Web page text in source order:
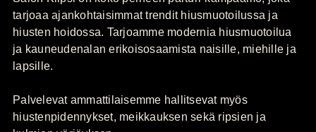
tarjoaa ajankohtaisimmat trendit hiusmuotoilussa ja
hiusten hoidossa. Tarjoamme modernia hiusmuotoilua
ja kauneudenalan erikoisosaamista naisille, miehille ja
lapsille.
Palvelevat ammattilaisemme hallitsevat myös
hiustenpidennykset, meikkauksen sekä ripsien ja